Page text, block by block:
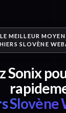
MEILLEUR
SLOVÈNE
Sonix
Slovène